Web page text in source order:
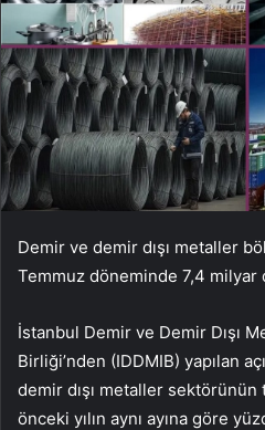
Demir ve demir dışı metaller
Temmuz döneminde 7,4 milyar
İstanbul Demir ve Demir Dışı
Birliği’nden (IDDMIB) yapılan
demir dışı metaller sektörünün
önceki yılın aynı ayına göre